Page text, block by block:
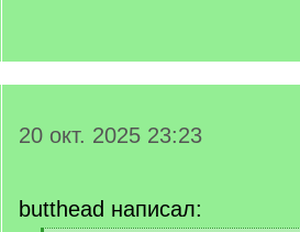
20 окт. 2025 23:23
butthead написал: